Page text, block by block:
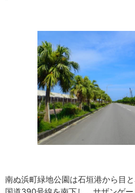
南ぬ浜町緑地公園は石垣港から目